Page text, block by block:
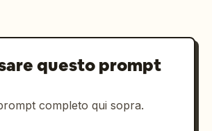
questo prompt
completo qui sopra.